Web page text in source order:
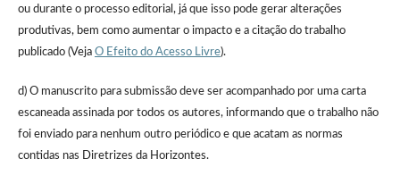
ou durante o processo editorial, já que isso pode gerar alterações
produtivas, bem como aumentar o impacto e a citação do trabalho
publicado (Veja O Efeito do Acesso Livre).
d) O manuscrito para submissão deve ser acompanhado por uma carta
escaneada assinada por todos os autores, informando que o trabalho não
foi enviado para nenhum outro periódico e que acatam as normas
contidas nas Diretrizes da Horizontes.